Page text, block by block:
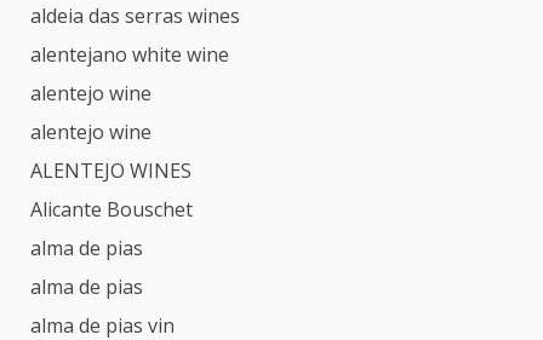
aldeia das serras wines
alentejano white wine
alentejo wine
alentejo wine
ALENTEJO WINES
Alicante Bouschet
alma de pias
alma de pias
alma de pias vin